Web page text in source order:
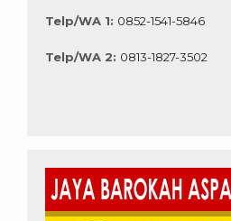
Telp/WA 1: 0852-1541-5846
Telp/WA 2: 0813-1827-3502